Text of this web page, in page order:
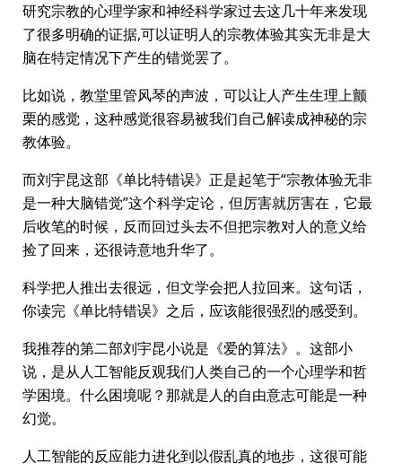
研究宗教的心理学家和神经科学家过去这几十年来发现
了很多明确的证据,可以证明人的宗教体验其实无非是大
脑在特定情况下产生的错觉罢了。
比如说，教堂里管风琴的声波，可以让人产生生理上颤
栗的感觉，这种感觉很容易被我们自己解读成神秘的宗
教体验。
而刘宇昆这部《单比特错误》正是起笔于“宗教体验无非
是一种大脑错觉”这个科学定论，但厉害就厉害在，它最
后收笔的时候，反而回过头去不但把宗教对人的意义给
捡了回来，还很诗意地升华了。
科学把人推出去很远，但文学会把人拉回来。这句话，
你读完《单比特错误》之后，应该能很强烈的感受到。
我推荐的第二部刘宇昆小说是《爱的算法》。这部小
说，是从人工智能反观我们人类自己的一个心理学和哲
学困境。什么困境呢？那就是人的自由意志可能是一种
幻觉。
人工智能的反应能力进化到以假乱真的地步，这很可能